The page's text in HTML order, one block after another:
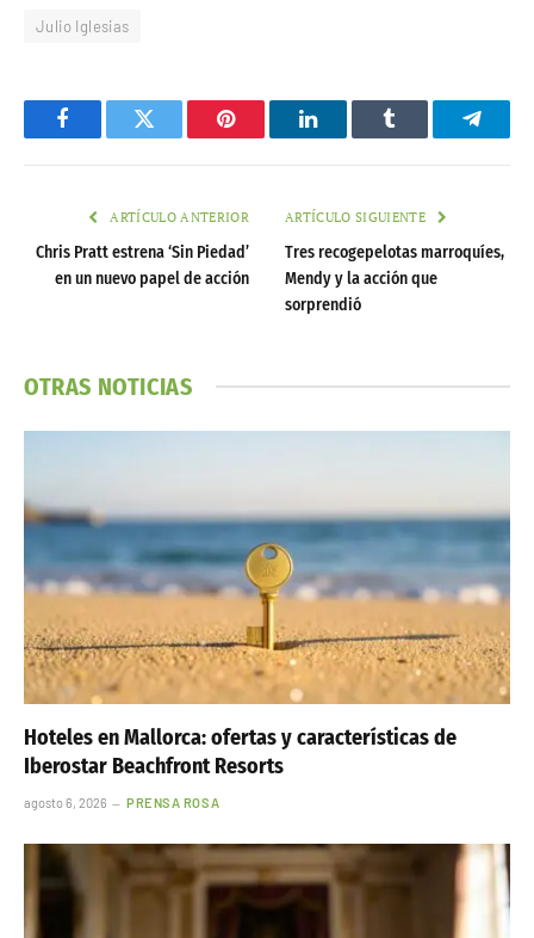
Julio Iglesias
FacebookTwitter Pinterest LinkedInTumblr
ARTÍCULO ANTERIOR
Chris Pratt estrena ‘Sin Piedad’
en un nuevo papel de acción
ARTÍCULO SIGUIENTE
Tres recogepelotas marroquíes,
Mendy y la acción que
sorprendió
OTRAS NOTICIAS
Hoteles en Mallorca: ofertas y características de
Iberostar Beachfront Resorts
agosto 6, 2026 PRENSA ROSA